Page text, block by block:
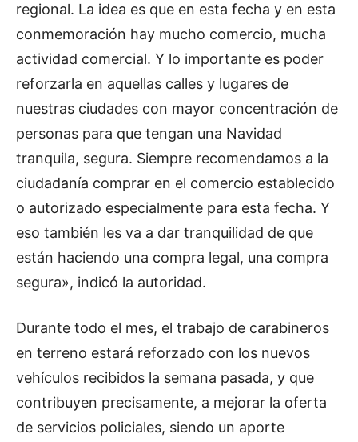
regional. La idea es que en esta fecha y en esta
conmemoración hay mucho comercio, mucha
actividad comercial. Y lo importante es poder
reforzarla en aquellas calles y lugares de
nuestras ciudades con mayor concentración de
personas para que tengan una Navidad
tranquila, segura. Siempre recomendamos a la
ciudadanía comprar en el comercio establecido
o autorizado especialmente para esta fecha. Y
eso también les va a dar tranquilidad de que
están haciendo una compra legal, una compra
segura», indicó la autoridad.
Durante todo el mes, el trabajo de carabineros
en terreno estará reforzado con los nuevos
vehículos recibidos la semana pasada, y que
contribuyen precisamente, a mejorar la oferta
de servicios policiales, siendo un aporte